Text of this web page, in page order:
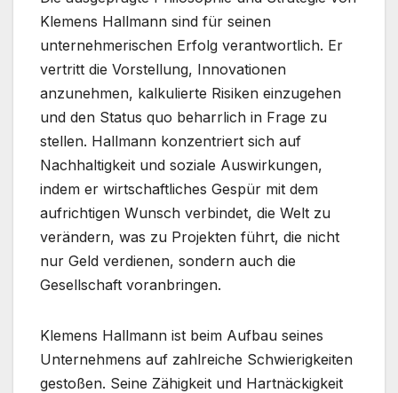
Klemens Hallmann sind für seinen
unternehmerischen Erfolg verantwortlich. Er
vertritt die Vorstellung, Innovationen
anzunehmen, kalkulierte Risiken einzugehen
und den Status quo beharrlich in Frage zu
stellen. Hallmann konzentriert sich auf
Nachhaltigkeit und soziale Auswirkungen,
indem er wirtschaftliches Gespür mit dem
aufrichtigen Wunsch verbindet, die Welt zu
verändern, was zu Projekten führt, die nicht
nur Geld verdienen, sondern auch die
Gesellschaft voranbringen.
Klemens Hallmann ist beim Aufbau seines
Unternehmens auf zahlreiche Schwierigkeiten
gestoßen. Seine Zähigkeit und Hartnäckigkeit